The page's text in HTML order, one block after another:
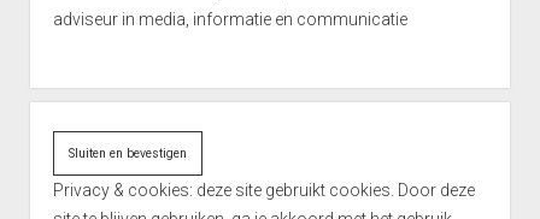
adviseur in media, informatie en communicatie
Privacy & cookies: deze site gebruikt cookies. Door deze